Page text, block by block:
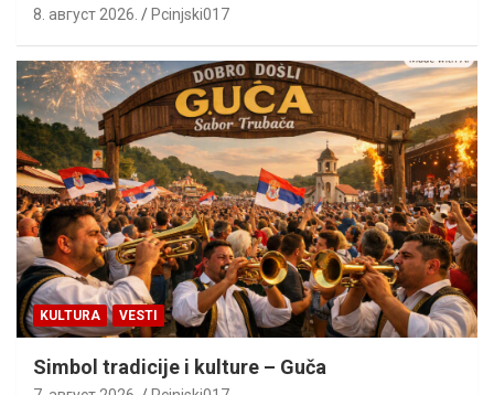
8. август 2026. Pcinjski017
KULTURA VESTI
Simbol tradicije i kulture – Guča